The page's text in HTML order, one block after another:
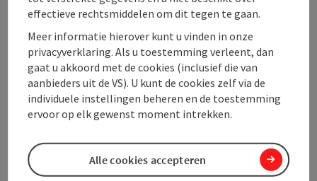
Kamers/vakantiewoningen
Inrichting
Verzorging
effectieve rechtsmiddelen om dit tegen te gaan.
Meer informatie hierover kunt u vinden in onze
privacyverklaring. Als u toestemming verleent, dan
gaat u akkoord met de cookies (inclusief die van
aanbieders uit de VS). U kunt de cookies zelf via de
individuele instellingen beheren en de toestemming
ervoor op elk gewenst moment intrekken.
Alle cookies accepteren